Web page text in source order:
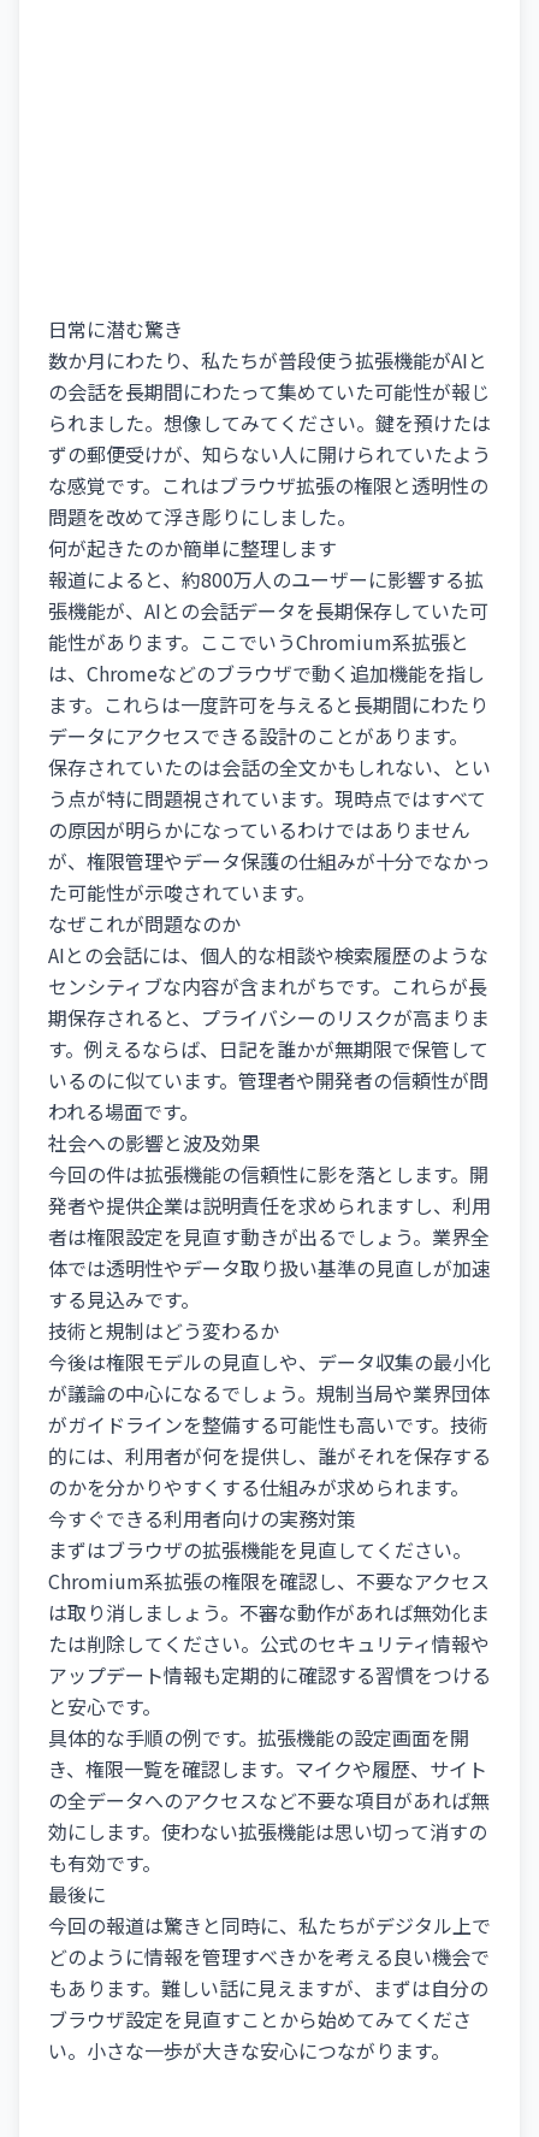
日常に潜む驚き
数か月にわたり、私たちが普段使う拡張機能がAIと
の会話を長期間にわたって集めていた可能性が報じ
られました。想像してみてください。鍵を預けたは
ずの郵便受けが、知らない人に開けられていたよう
な感覚です。これはブラウザ拡張の権限と透明性の
問題を改めて浮き彫りにしました。
何が起きたのか簡単に整理します
報道によると、約800万人のユーザーに影響する拡
張機能が、AIとの会話データを長期保存していた可
能性があります。ここでいうChromium系拡張と
は、Chromeなどのブラウザで動く追加機能を指し
ます。これらは一度許可を与えると長期間にわたり
データにアクセスできる設計のことがあります。
保存されていたのは会話の全文かもしれない、とい
う点が特に問題視されています。現時点ではすべて
の原因が明らかになっているわけではありません
が、権限管理やデータ保護の仕組みが十分でなかっ
た可能性が示唆されています。
なぜこれが問題なのか
AIとの会話には、個人的な相談や検索履歴のような
センシティブな内容が含まれがちです。これらが長
期保存されると、プライバシーのリスクが高まりま
す。例えるならば、日記を誰かが無期限で保管して
いるのに似ています。管理者や開発者の信頼性が問
われる場面です。
社会への影響と波及効果
今回の件は拡張機能の信頼性に影を落とします。開
発者や提供企業は説明責任を求められますし、利用
者は権限設定を見直す動きが出るでしょう。業界全
体では透明性やデータ取り扱い基準の見直しが加速
する見込みです。
技術と規制はどう変わるか
今後は権限モデルの見直しや、データ収集の最小化
が議論の中心になるでしょう。規制当局や業界団体
がガイドラインを整備する可能性も高いです。技術
的には、利用者が何を提供し、誰がそれを保存する
のかを分かりやすくする仕組みが求められます。
今すぐできる利用者向けの実務対策
まずはブラウザの拡張機能を見直してください。
Chromium系拡張の権限を確認し、不要なアクセス
は取り消しましょう。不審な動作があれば無効化ま
たは削除してください。公式のセキュリティ情報や
アップデート情報も定期的に確認する習慣をつける
と安心です。
具体的な手順の例です。拡張機能の設定画面を開
き、権限一覧を確認します。マイクや履歴、サイト
の全データへのアクセスなど不要な項目があれば無
効にします。使わない拡張機能は思い切って消すの
も有効です。
最後に
今回の報道は驚きと同時に、私たちがデジタル上で
どのように情報を管理すべきかを考える良い機会で
もあります。難しい話に見えますが、まずは自分の
ブラウザ設定を見直すことから始めてみてくださ
い。小さな一歩が大きな安心につながります。